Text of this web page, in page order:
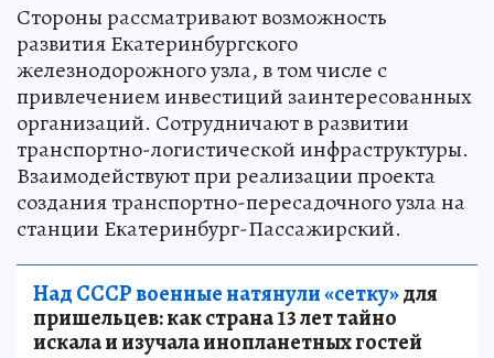
Стороны рассматривают возможность
развития Екатеринбургского
железнодорожного узла, в том числе с
привлечением инвестиций заинтересованных
организаций. Сотрудничают в развитии
транспортно-логистической инфраструктуры.
Взаимодействуют при реализации проекта
создания транспортно-пересадочного узла на
станции Екатеринбург-Пассажирский.
Над СССР военные натянули «сетку»для
пришельцев: как страна 13 лет тайно
искала и изучала инопланетных гостей